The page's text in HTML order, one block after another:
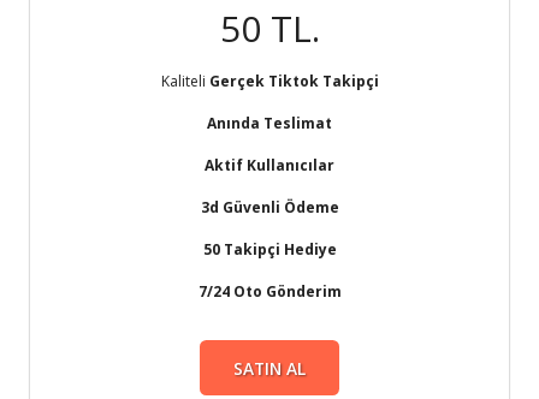
50 TL.
Kaliteli Gerçek Tiktok Takipçi
Anında Teslimat
Aktif Kullanıcılar
3d Güvenli Ödeme
50 Takipçi Hediye
7/24 Oto Gönderim
SATIN AL